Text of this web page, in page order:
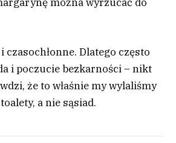
czasochłonne. Dlatego często
i poczucie bezkarności – nikt
że to właśnie my wylaliśmy
a nie sąsiad.